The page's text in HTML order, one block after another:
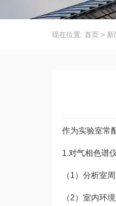
现在位置: 首页 > 新
作为实验室常
1.对气相色谱
（1）分析室
（2）室内环